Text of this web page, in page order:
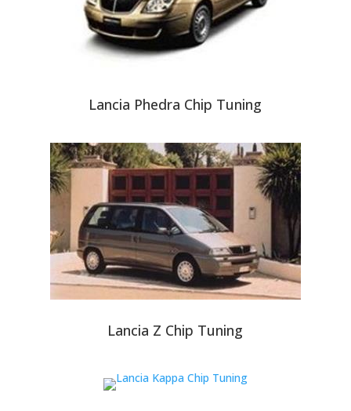
Lancia Phedra Chip Tuning
Lancia Z Chip Tuning